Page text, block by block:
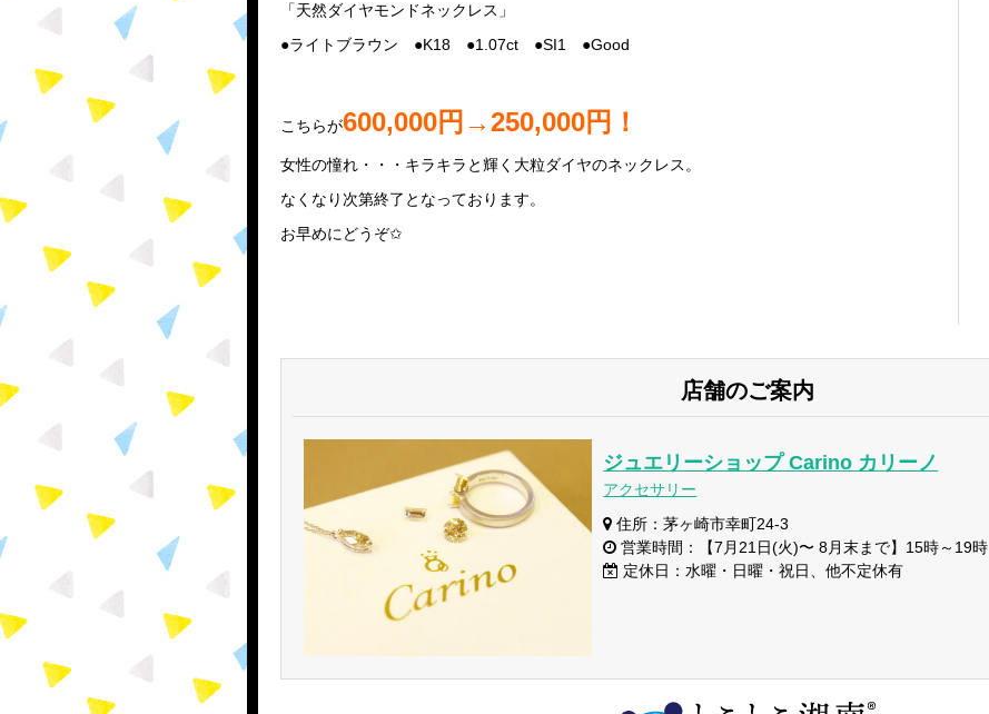
「天然ダイヤモンドネックレス」
●ライトブラウン ●K18 ●1.07ct ●SI1 ●Good
こちらが600,000円→250,000円！
女性の憧れ・・・キラキラと輝く大粒ダイヤのネックレス。
なくなり次第終了となっております。
お早めにどうぞ✩
店舗のご案内
ジュエリーショップ Carino カリーノ
アクセサリー
住所：茅ヶ崎市幸町24-3
営業時間：【7月21日(火)〜 8月末まで】15時～19時
定休日：水曜・日曜・祝日、他不定休有